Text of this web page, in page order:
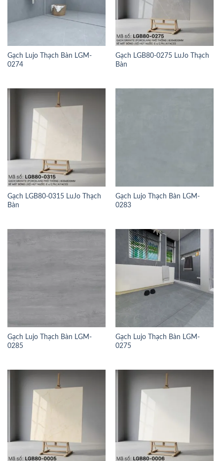
Gạch Lujo Thạch Bàn LGM-
0274
Gạch LGB80-0275 LuJo Thạch
Bàn
Gạch LGB80-0315 LuJo Thạch
Bàn
Gạch Lujo Thạch Bàn LGM-
0283
Gạch Lujo Thạch Bàn LGM-
0285
Gạch Lujo Thạch Bàn LGM-
0275